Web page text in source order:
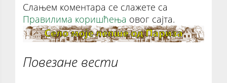
Слањем коментара се слажете са
Правилима коришћења овог сајта.
Повезане вести